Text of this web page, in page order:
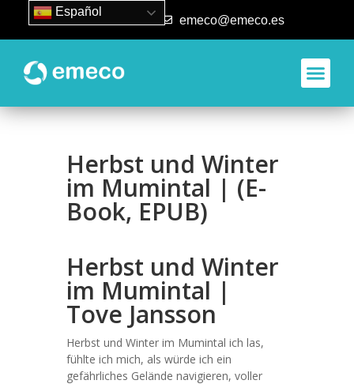
93 840 50 80 emeco@emeco.es
Herbst und Winter
im Mumintal | (E-
Book, EPUB)
Herbst und Winter
im Mumintal |
Tove Jansson
Herbst und Winter im Mumintal ich las,
fühlte ich mich, als würde ich ein
gefährliches Gelände navigieren, voller
Español